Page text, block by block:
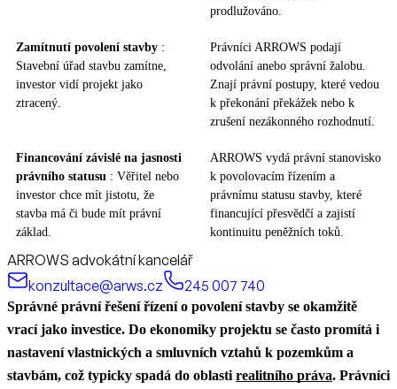
prodlužováno.
Zamítnutí povolení stavby :
Stavební úřad stavbu zamítne,
investor vidí projekt jako
ztracený.
Právníci ARROWS podají
odvolání anebo správní žalobu.
Znají právní postupy, které vedou
k překonání překážek nebo k
zrušení nezákonného rozhodnutí.
Financování závislé na jasnosti
právního statusu : Věřitel nebo
investor chce mít jistotu, že
stavba má či bude mít právní
základ.
ARROWS vydá právní stanovisko
k povolovacím řízením a
právnímu statusu stavby, které
financující přesvědčí a zajistí
kontinuitu peněžních toků.
ARROWS advokátní kancelář
konzultace@arws.cz
245 007 740
Správné právní řešení řízení o povolení stavby se okamžitě
vrací jako investice. Do ekonomiky projektu se často promítá i
nastavení vlastnických a smluvních vztahů k pozemkům a
stavbám, což typicky spadá do oblasti realitního práva. Právníci